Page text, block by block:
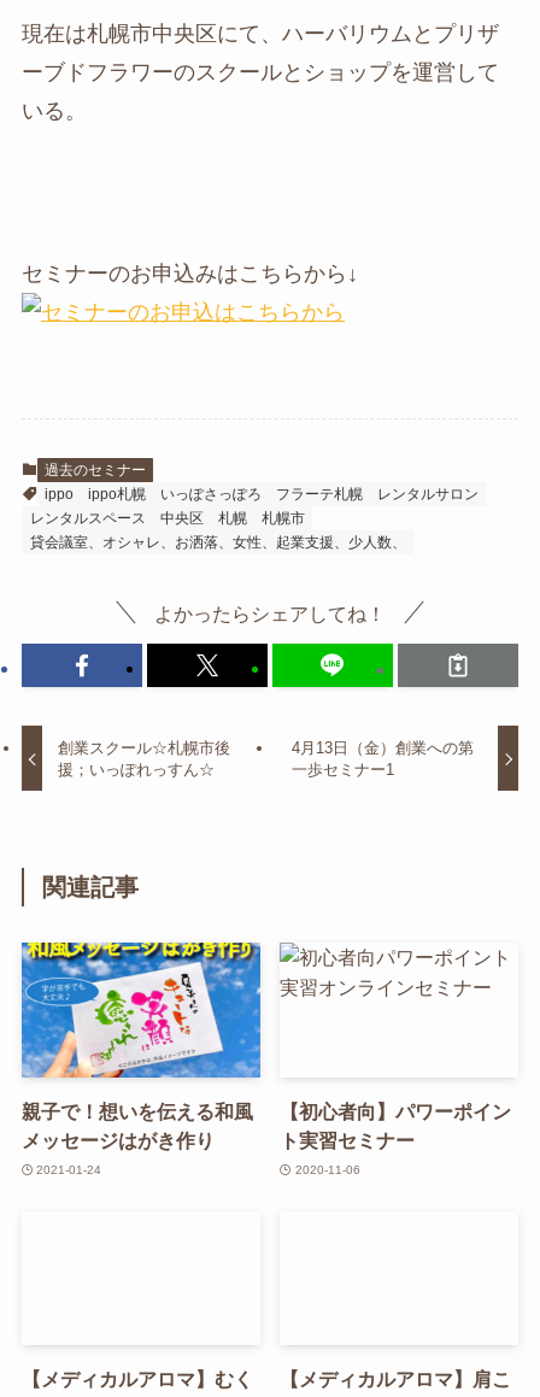
現在は札幌市中央区にて、ハーバリウムとプリザ
ーブドフラワーのスクールとショップを運営して
いる。
セミナーのお申込みはこちらから↓
過去のセミナー
ippo
ippo札幌 いっぽさっぽろ フラーテ札幌
レンタルサロン
レンタルスペース
中央区 札幌
札幌市
貸会議室、オシャレ、お洒落、女性、起業支援、少人数、
よかったらシェアしてね！
創業スクール☆札幌市後
援；いっぽれっすん☆
4月13日（金）創業への第
一歩セミナー1
関連記事
親子で！想いを伝える和風
メッセージはがき作り
2021-01-24
【初心者向】パワーポイン
ト実習セミナー
2020-11-06
【メディカルアロマ】むく
【メディカルアロマ】肩こ